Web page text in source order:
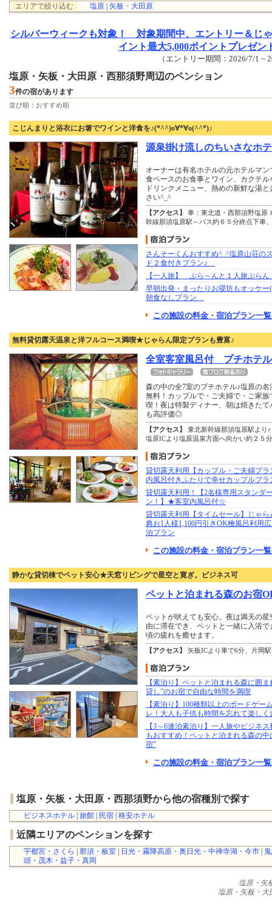
エリアで絞り込む 塩原 矢板・大田原
シルバーウィークも対象！ 対象期間中、エントリー＆じ
イント最大5,000ポイントプレゼン
（エントリー期間：2026/7/1 ~
塩原・矢板・大田原・西那須野周辺のペンション
3件の宿があります
並び順：おすすめ順
こじんまりと浴衣にお箸でワインと洋食を♪(*^^)o∀*∀o(^^*)♪
源泉掛け流しのちいさなホ
オーナーは有名ホテルの元ホテルマ
食ベースのお食事とワイン、カクテ
ドリンクメニュー、熱めの新鮮な湯
さい^_^
【アクセス】
車：東北道・西那須野塩
幹線那須塩原駅～バス約６５分終点下車
さんそーくんおすすめ^_^塩原山荘の
ド２食付きプラン♪
【一人旅】 ぷら～んと１人旅ぷ
早朝出発・まったりお寝坊もオッケー
朝食なしプラン
この施設の料金・宿泊プラン一
無料貸切露天温泉と洋フルコース満喫★じゃらん限定プランも豊富♪
全室客室風呂付 プチホテ
森の中の全7室のプチホテル♪塩原の
無料！カップルで・ご夫婦で・ご家
喫！夜は特製ディナー、朝は焼きた
も高評価◎
【アクセス】
東北新幹線那須塩原駅より
塩原ICより塩原温泉方面へ向かい約２５
貸切露天利用【カップル・ご夫婦プラ
内風呂付きふたりで幸せカップルプラ
貸切露天利用！【2名様専用スタンダ
ン！】★客室内風呂付☆
貸切露天利用【タイムセール】じゃら
典お1人様1,100円引きOK檜風呂利用
泊プラン
この施設の料金・宿泊プラン一
静かな貸切棟でペット安心★天窓リビングで星空と寛ぎ。ビジネス可
ペットと泊まれる森のお宿
ペットが吠えても安心。夜は満天の
由に滞在でき、ペットと一緒に入浴
頃の疲れを癒せます。
【アクセス】 矢板ICより車で6分、片岡
【素泊り】ペットと泊まれる森に囲ま
貸し”のお宿で自由な時間を満喫
【素泊り】100種類以上のボードゲー
レ！大人も子供も時間を忘れて楽しく
【3～6連泊素泊り】一人旅やビジネ
もおすすめ！ペットと泊まれる森の中
宿”
この施設の料金・宿泊プラン一
塩原・矢板・大田原・西那須野から他の宿種別で探す
ビジネスホテル 旅館 民宿 格安ホテル
近隣エリアのペンションを探す
宇都宮・さくら 那須・板室 日光・霧降高原・奥日光・中禅寺湖・今市
頭・茂木・益子・真岡
塩原・矢
塩原・矢板・大